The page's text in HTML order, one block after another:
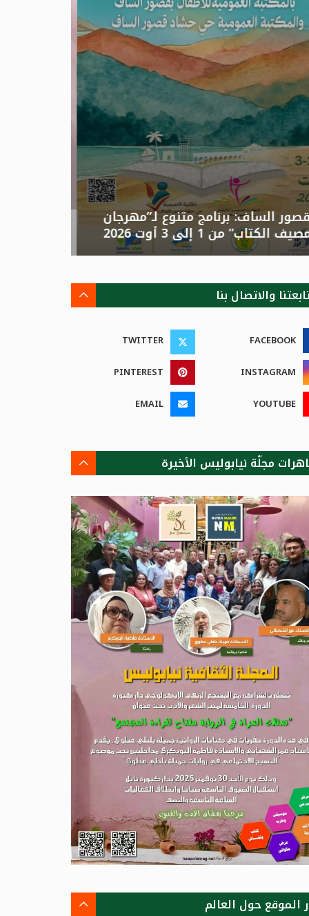
قصور الساف: برنامج متنوع لـ”مهرجان
مصيف الكتاب” من 1 إلى 3 أوت 2026
والاتصال بنا
FACEBOOK
TWITTER
INSTAGRAM
PINTEREST
YOUTUBE
EMAIL
مجلّة نيابوليس الأخيرة
الموقع حول العالم